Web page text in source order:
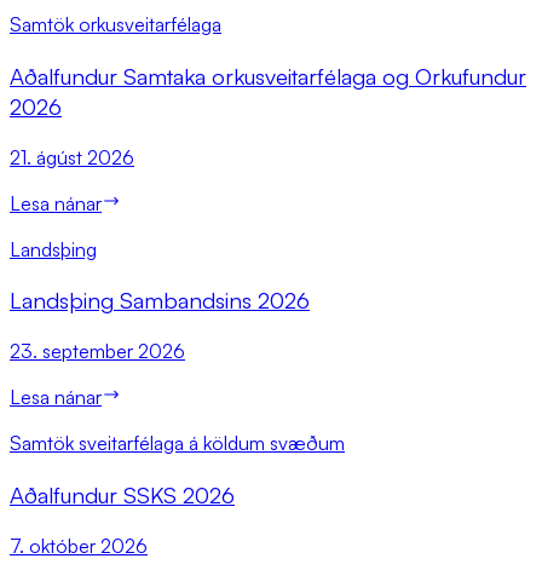
Samtök orkusveitarfélaga
Að­al­fund­ur Sam­taka orku­sveit­ar­fé­laga og Orkufund­ur
2026
21. ágúst 2026
Lesa nánar
Landsþing
Lands­þing Sam­bands­ins 2026
23. september 2026
Lesa nánar
Samtök sveitarfélaga á köldum svæðum
Að­al­fund­ur SSKS 2026
7. október 2026